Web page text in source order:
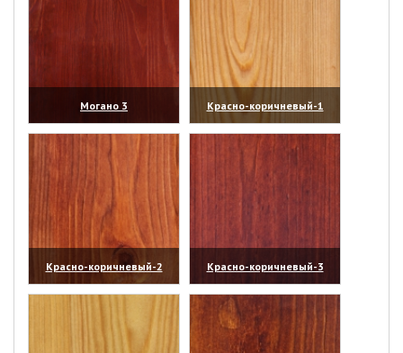
Могано 3
(увеличить)
Красно-коричневый-1
(увеличить)
Красно-коричневый-2
(увеличить)
Красно-коричневый-3
(увеличить)